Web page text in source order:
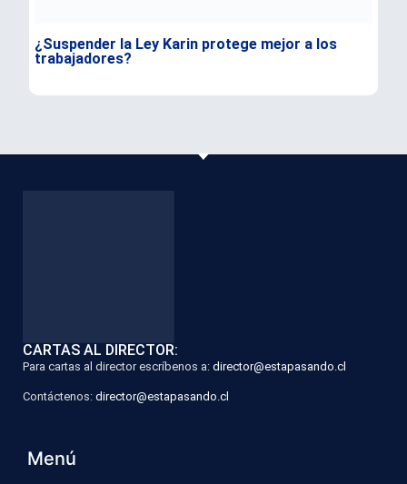
¿Suspender la Ley Karin protege mejor a los
trabajadores?
CARTAS AL DIRECTOR:
Para cartas al director escríbenos a: director@estapasando.cl
Contáctenos: director@estapasando.cl
Menú